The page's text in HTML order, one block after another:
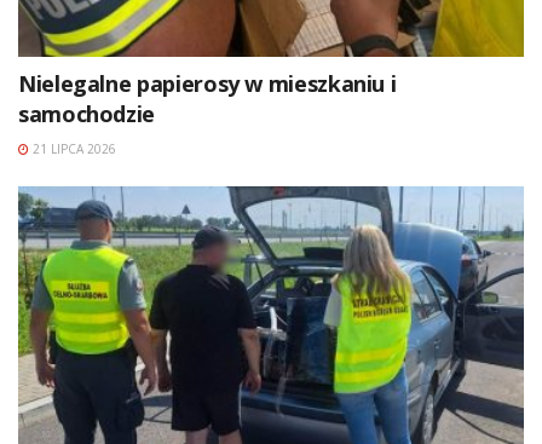
Nielegalne papierosy w mieszkaniu i
samochodzie
21 LIPCA 2026